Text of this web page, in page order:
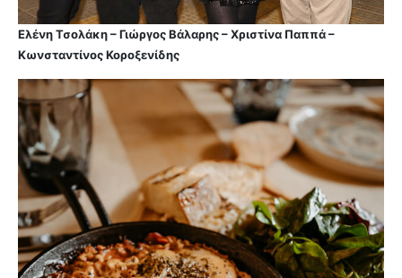
Ελένη Τσολάκη – Γιώργος Βάλαρης – Χριστίνα Παππά –
Κωνσταντίνος Κοροξενίδης